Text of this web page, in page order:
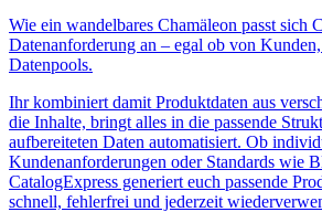
Wie ein wandelbares Chamäleon passt sich
Datenanforderung an – egal ob von
Datenpools.
Ihr kombiniert damit Produktdaten aus
die Inhalte, bringt alles in die passende
aufbereiteten Daten automatisiert. Ob
Kundenanforderungen oder Standards wie
CatalogExpress generiert euch passende
schnell, fehlerfrei und jederzeit